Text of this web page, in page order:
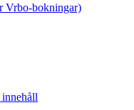
Vrbo-bokningar)